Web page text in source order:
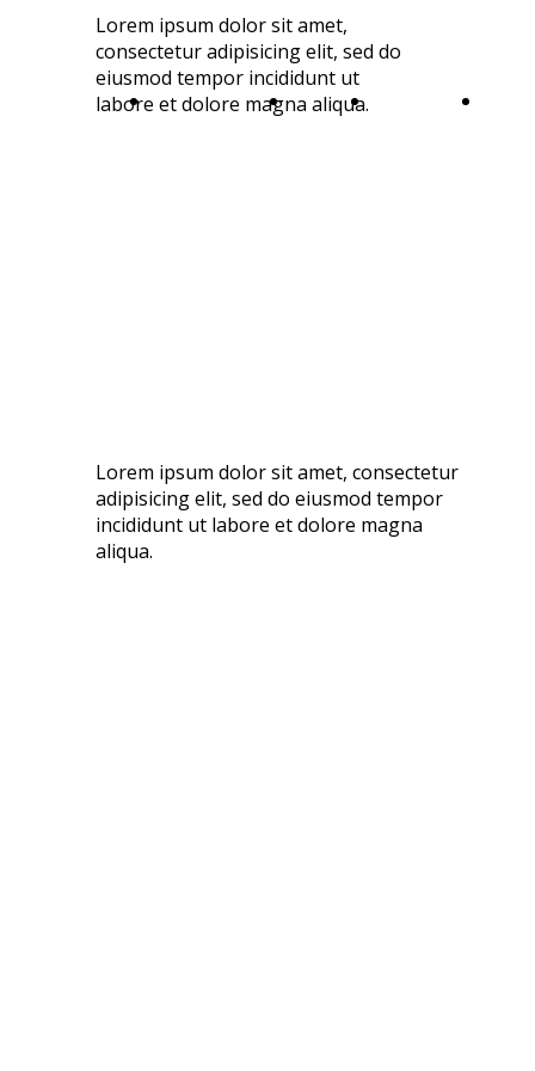
Standard Software Dati
Lorem ipsum dolor sit amet,
consectetur adipisicing elit, sed do
eiusmod tempor incididunt ut
labore et dolore magna aliqua.
Lorem ipsum dolor sit amet, consectetur
adipisicing elit, sed do eiusmod tempor
incididunt ut labore et dolore magna
aliqua.